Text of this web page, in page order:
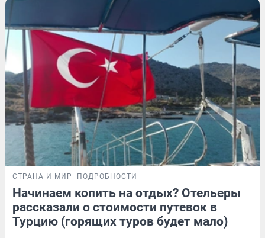
СТРАНА И МИР ПОДРОБНОСТИ
Начинаем копить на отдых? Отельеры
рассказали о стоимости путевок в
Турцию (горящих туров будет мало)